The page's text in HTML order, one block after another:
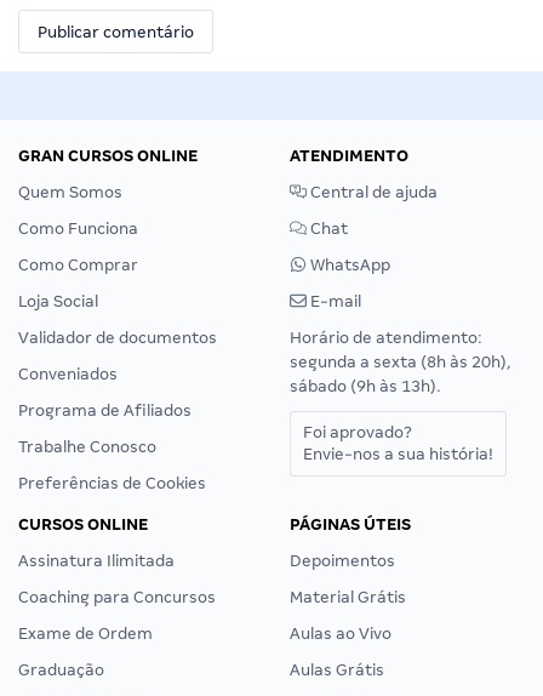
GRAN CURSOS ONLINE
Quem Somos
Como Funciona
Como Comprar
Loja Social
Validador de documentos
Conveniados
Programa de Afiliados
Trabalhe Conosco
Preferências de Cookies
ATENDIMENTO
Central de ajuda
Chat
WhatsApp
E-mail
Horário de atendimento:
segunda a sexta (8h às 20h),
sábado (9h às 13h).
Foi aprovado?
Envie-nos a sua história!
CURSOS ONLINE
Assinatura Ilimitada
Coaching para Concursos
Exame de Ordem
Graduação
PÁGINAS ÚTEIS
Depoimentos
Material Grátis
Aulas ao Vivo
Aulas Grátis